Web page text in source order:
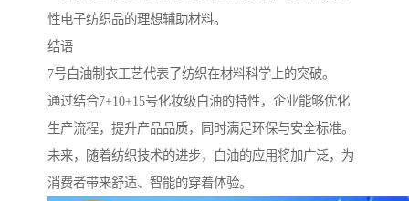
性电子纺织品的理想辅助材料。
结语
7号白油制衣工艺代表了纺织在材料科学上的突破。
通过结合7+10+15号化妆级白油的特性，企业能够优化
生产流程，提升产品品质，同时满足环保与安全标准。
未来，随着纺织技术的进步，白油的应用将加广泛，为
消费者带来舒适、智能的穿着体验。